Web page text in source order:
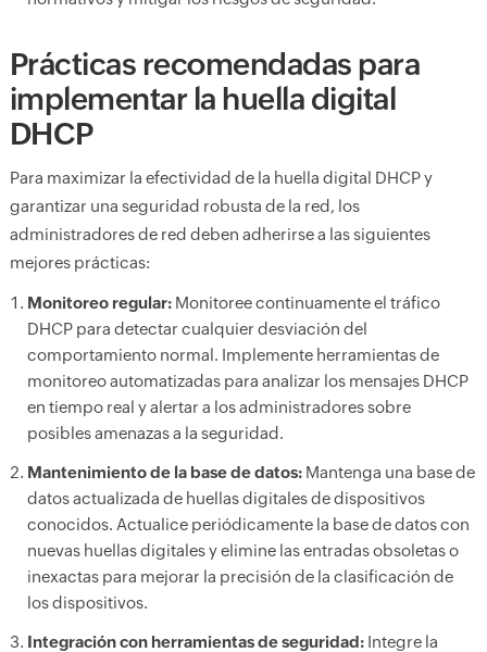
Prácticas recomendadas para
implementar la huella digital
DHCP
Para maximizar la efectividad de la huella digital DHCP y
garantizar una seguridad robusta de la red, los
administradores de red deben adherirse a las siguientes
mejores prácticas:
Monitoreo regular:Monitoree continuamente el tráfico
DHCP para detectar cualquier desviación del
comportamiento normal. Implemente herramientas de
monitoreo automatizadas para analizar los mensajes DHCP
en tiempo real y alertar a los administradores sobre
posibles amenazas a la seguridad.
Mantenimiento de la base de datos:Mantenga una base de
datos actualizada de huellas digitales de dispositivos
conocidos. Actualice periódicamente la base de datos con
nuevas huellas digitales y elimine las entradas obsoletas o
inexactas para mejorar la precisión de la clasificación de
los dispositivos.
Integración con herramientas de seguridad:Integre la